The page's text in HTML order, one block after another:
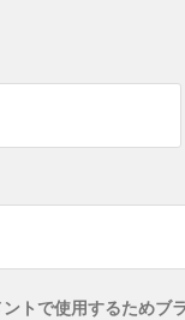
トで使用するためブ